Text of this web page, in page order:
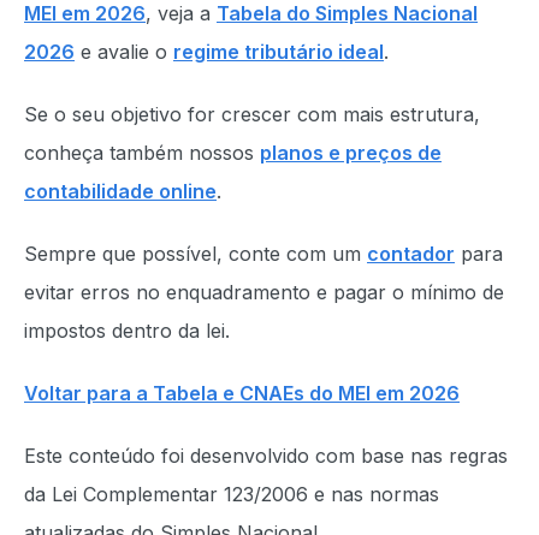
MEI em 2026, veja a Tabela do Simples Nacional
2026 e avalie o regime tributário ideal.
Se o seu objetivo for crescer com mais estrutura,
conheça também nossos planos e preços de
contabilidade online.
Sempre que possível, conte com um contador para
evitar erros no enquadramento e pagar o mínimo de
impostos dentro da lei.
Voltar para a Tabela e CNAEs do MEI em 2026
Este conteúdo foi desenvolvido com base nas regras
da Lei Complementar 123/2006 e nas normas